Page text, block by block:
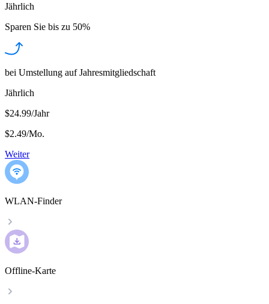
Jährlich
Sparen Sie bis zu 50%
bei Umstellung auf Jahresmitgliedschaft
Jährlich
$24.99/Jahr
$2.49/Mo.
Weiter
WLAN-Finder
Offline-Karte